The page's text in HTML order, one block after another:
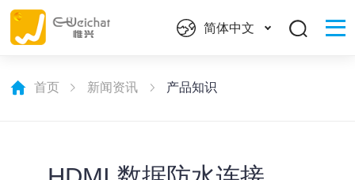
简体中文
首页 新闻资讯 产品知识